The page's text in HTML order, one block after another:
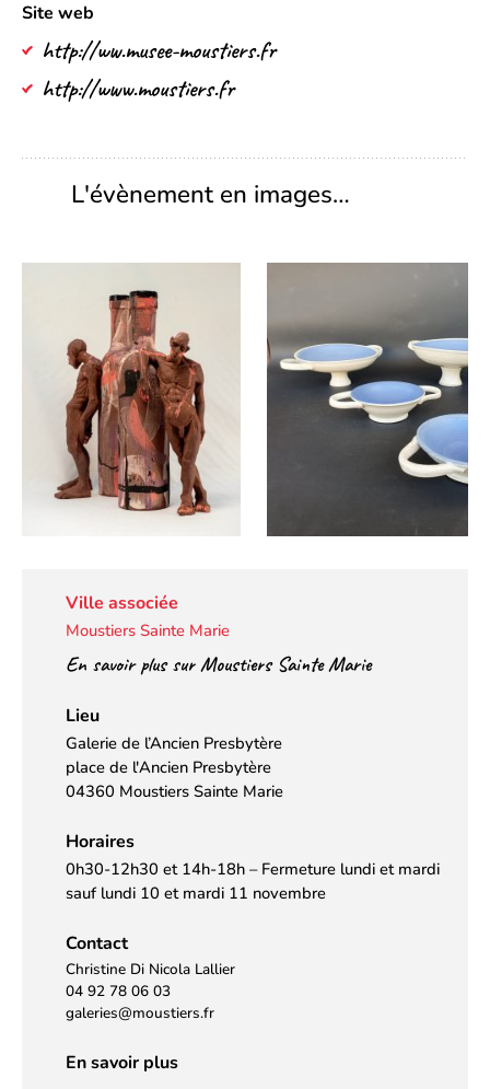
Site web
http://ww.musee-moustiers.fr
http://www.moustiers.fr
L'évènement en images…
Ville associée
Moustiers Sainte Marie
En savoir plus sur Moustiers Sainte Marie
Lieu
Galerie de l’Ancien Presbytère
place de l'Ancien Presbytère
04360 Moustiers Sainte Marie
Horaires
0h30-12h30 et 14h-18h – Fermeture lundi et mardi
sauf lundi 10 et mardi 11 novembre
Contact
Christine Di Nicola Lallier
04 92 78 06 03
galeries@moustiers.fr
En savoir plus